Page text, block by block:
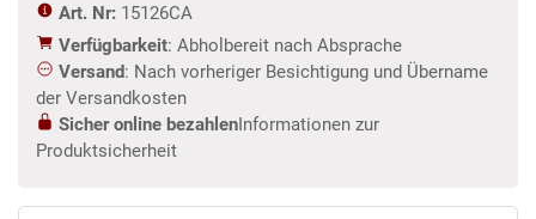
Art. Nr: 15126CA
Verfügbarkeit: Abholbereit nach Absprache
Versand: Nach vorheriger Besichtigung und Übername
der Versandkosten
Sicher online bezahlenInformationen zur
Produktsicherheit